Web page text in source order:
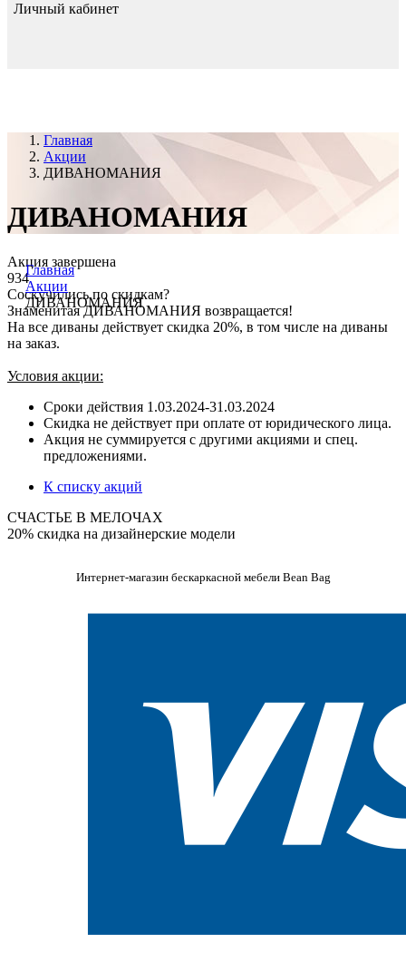
Личный кабинет
Главная
Акции
ДИВАНОМАНИЯ
Главная
Акции
ДИВАНОМАНИЯ
ДИВАНОМАНИЯ
Акция завершена
934
Соскучились по скидкам?
Знаменитая ДИВАНОМАНИЯ возвращается!
На все диваны действует скидка 20%, в том числе на диваны
на заказ.
Условия акции:
Сроки действия 1.03.2024-31.03.2024
Скидка не действует при оплате от юридического лица.
Акция не суммируется с другими акциями и спец.
предложениями.
К списку акций
СЧАСТЬЕ В МЕЛОЧАХ
20% скидка на дизайнерские модели
Интернет-магазин бескаркасной мебели Bean Bag